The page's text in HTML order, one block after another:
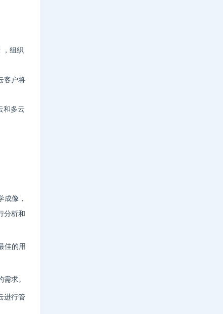
，组织
客户将
和多云
成像，
分析和
佳的用
求。
进行管